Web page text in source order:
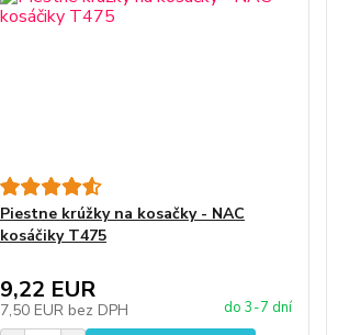
Piestne krúžky na kosačky - NAC
kosáčiky T475
9,22 EUR
7,50 EUR bez DPH do 3-7 dní